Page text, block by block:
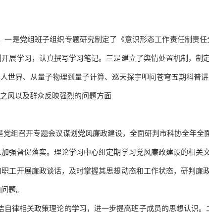
一是党组班子组织专题研究制定了《意识形态工作责任制责
展学习，认真撰写学习笔记。三是建立了舆情处置机制，
世界、从量子物理到量子计算、巡天探宇叩问苍穹五期科普
风以及群众反映强烈的问题方面
党组召开专题会议谋划党风廉政建设，全面研判市科协全年
强督促落实。 理论学习中心组定期学习党风廉政建设的相关
工开展廉政谈话，及时掌握其思想动态和工作状态，研判廉
题。
自律相关政策理论的学习，进一步提高班子成员的思想认识。